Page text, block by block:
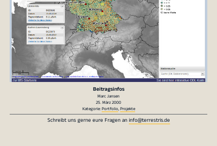
Beitragsinfos
Marc Jansen
25. März 2000
Kategorie:Portfolio,Projekte
Schreibt uns gerne eure Fragen aninfo@terrestris.de